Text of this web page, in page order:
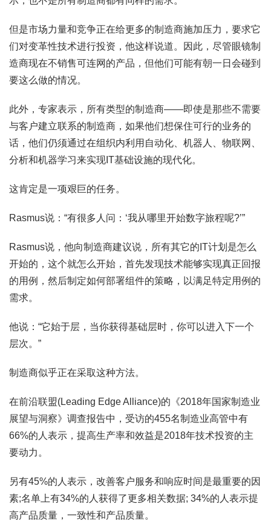
但是市场力量和竞争正在给更多的制造商施加压力，要求它
们对变革性技术进行投资，他这样说道。因此，尽管眼镜制
造商现在不销售可连网的产品，但他们可能有朝一日会碰到
要这么做的情况。
此外，专家表示，所有类型的制造商——即使是那些不需要
与客户建立联系的制造商，如果他们想保住可行的业务的
话，他们仍须通过在组织内利用自动化、机器人、物联网、
分析和机器学习来实现IT基础设施的现代化。
这肯定是一项艰巨的任务。
Rasmus说：“有很多人问：‘我从哪里开始数字旅程呢?’”
Rasmus说，他向制造商建议说，所有其它的IT计划是怎么
开始的，这个就怎么开始，首先发现技术能够实现真正回报
的用例，然后制定如何部署组件的策略，以满足特定用例的
需求。
他说：“它始于层，当你获得基础层时，你可以进入下一个
层次。”
制造商似乎正在采取这种方法。
在前沿联盟(Leading Edge Alliance)的《2018年国家制造业
展望与洞察》调查报告中，受访的455名制造业高管中有
66%的人表示，提高生产率和效益是2018年技术投资的主
要动力。
另有45%的人表示，改善客户服务和响应时间是最重要的因
素;名单上有34%的人获得了更多相关数据; 34%的人表示提
高产品质量，一致性和产品质量。